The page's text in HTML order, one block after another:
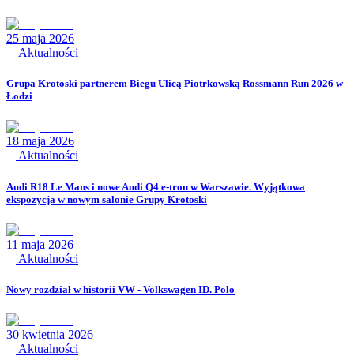
25 maja 2026
Aktualności
Grupa Krotoski partnerem Biegu Ulicą Piotrkowską Rossmann Run 2026 w
Łodzi
18 maja 2026
Aktualności
Audi R18 Le Mans i nowe Audi Q4 e-tron w Warszawie. Wyjątkowa
ekspozycja w nowym salonie Grupy Krotoski
11 maja 2026
Aktualności
Nowy rozdział w historii VW - Volkswagen ID. Polo
30 kwietnia 2026
Aktualności